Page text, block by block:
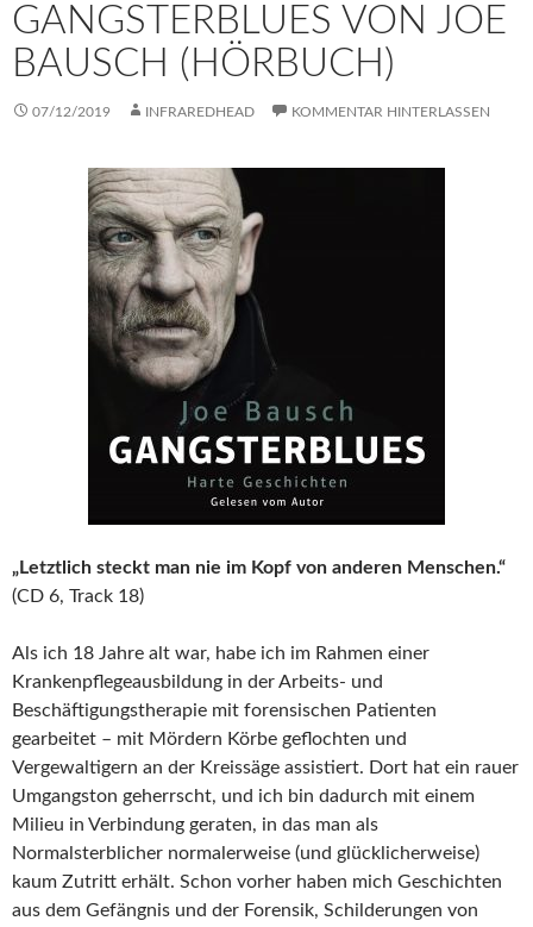
GANGSTERBLUES VON JOE
BAUSCH (HÖRBUCH)
07/12/2019 INFRAREDHEAD KOMMENTAR HINTERLASSEN
„Letztlich steckt man nie im Kopf von anderen Menschen.“
(CD 6, Track 18)
Als ich 18 Jahre alt war, habe ich im Rahmen einer
Krankenpflegeausbildung in der Arbeits- und
Beschäftigungstherapie mit forensischen Patienten
gearbeitet – mit Mördern Körbe geflochten und
Vergewaltigern an der Kreissäge assistiert. Dort hat ein rauer
Umgangston geherrscht, und ich bin dadurch mit einem
Milieu in Verbindung geraten, in das man als
Normalsterblicher normalerweise (und glücklicherweise)
kaum Zutritt erhält. Schon vorher haben mich Geschichten
aus dem Gefängnis und der Forensik, Schilderungen von